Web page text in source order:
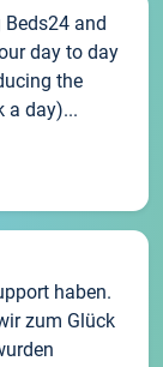
Beds24 and
day to day
the
a day)...
haben.
zum Glück